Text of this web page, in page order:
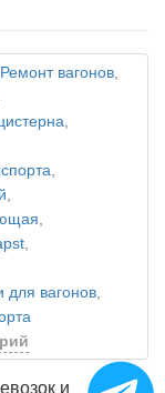
Ремонт вагонов,
,
,
,
,
,
для вагонов,
и